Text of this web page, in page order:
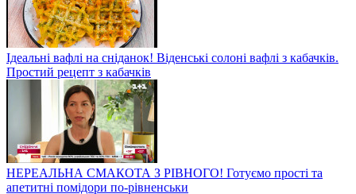
Ідеальні вафлі на сніданок! Віденські солоні вафлі з кабачків.
Простий рецепт з кабачків
НЕРЕАЛЬНА СМАКОТА З РІВНОГО! Готуємо прості та
апетитні помідори по-рівненськи